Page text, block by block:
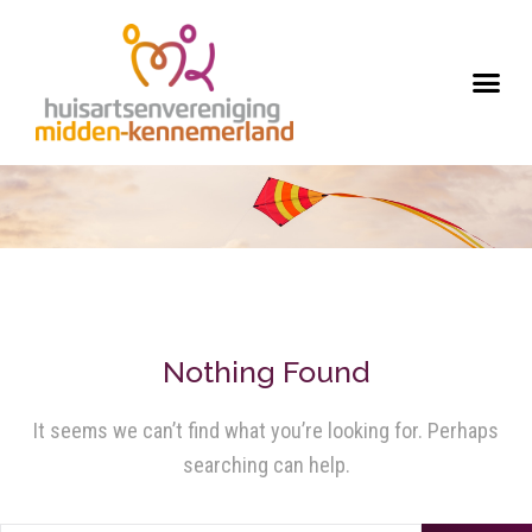
Nothing Found
It seems we can’t find what you’re looking for. Perhaps
searching can help.